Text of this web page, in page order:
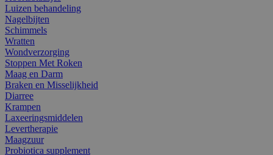
Luizen behandeling
Nagelbijten
Schimmels
Wratten
Wondverzorging
Stoppen Met Roken
Maag en Darm
Braken en Misselijkheid
Diarree
Krampen
Laxeeringsmiddelen
Levertherapie
Maagzuur
Probiotica supplement